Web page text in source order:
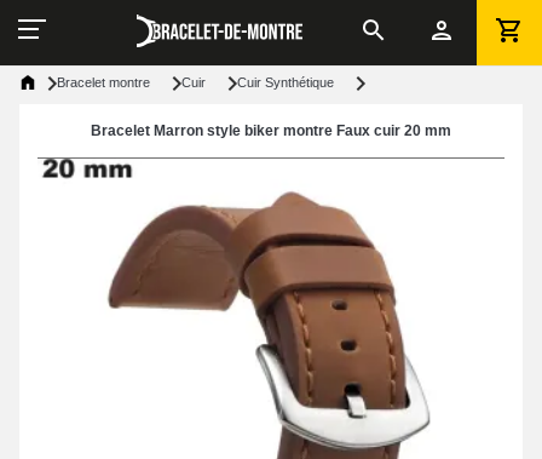
Bracelet montre Cuir Cuir Synthétique
Bracelet Marron style biker montre Faux cuir 20 mm